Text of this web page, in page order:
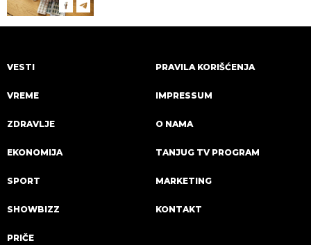
VESTI
VREME
ZDRAVLJE
EKONOMIJA
SPORT
SHOWBIZZ
PRIČE
PRAVILA KORIŠĆENJA
IMPRESSUM
O NAMA
TANJUG TV PROGRAM
MARKETING
KONTAKT